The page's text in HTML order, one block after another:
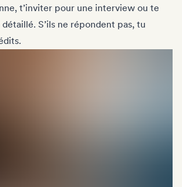
t’inviter pour une interview ou te
S’ils ne répondent pas, tu